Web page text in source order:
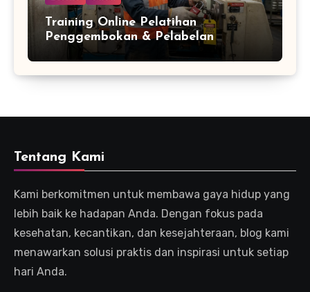
Training Online Pelatihan
Penggembokan & Pelabelan
Tentang Kami
Kami berkomitmen untuk membawa gaya hidup yang
lebih baik ke hadapan Anda. Dengan fokus pada
kesehatan, kecantikan, dan kesejahteraan, blog kami
menawarkan solusi praktis dan inspirasi untuk setiap
hari Anda.